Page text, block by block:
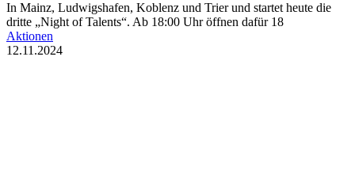
In Mainz, Ludwigshafen, Koblenz und Trier und startet heute die
dritte „Night of Talents“. Ab 18:00 Uhr öffnen dafür 18
Aktionen
12.11.2024